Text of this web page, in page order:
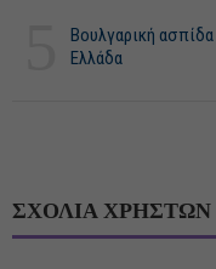
Βουλγαρική ασπίδα
Ελλάδα
ΣΧΟΛΙΑ ΧΡΗΣΤΩΝ